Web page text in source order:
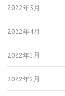
2022年5月
2022年4月
2022年3月
2022年2月